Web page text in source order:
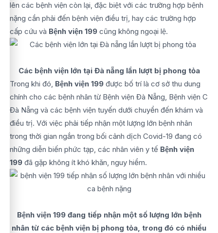
lên các bệnh viện còn lại, đặc biệt với các trường hợp bệnh
nặng cần phải đến bệnh viện điều trị, hay các trường hợp
cấp cứu và Bệnh viện 199 cũng không ngoại lệ.
Các bệnh viện lớn tại Đà nẵng lần lượt bị phong tỏa
Trong khi đó, Bệnh viện 199 được bố trí là cơ sở thu dung
chính cho các bệnh nhân từ Bệnh viện Đà Nẵng, Bệnh viện C
Đà Nẵng và các bệnh viện tuyến dưới chuyển đến khám và
điều trị. Với việc phải tiếp nhận một lượng lớn bệnh nhân
trong thời gian ngắn trong bối cảnh dịch Covid-19 đang có
những diễn biến phức tạp, các nhân viên y tế Bệnh viện
199 đã gặp không ít khó khăn, nguy hiểm.
Bệnh viện 199 đang tiếp nhận một số lượng lớn bệnh
nhân từ các bệnh viện bị phong tỏa, trong đó có nhiều